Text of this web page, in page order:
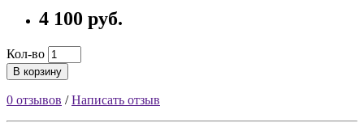
4 100 руб.
Кол-во
В корзину
0 отзывов /Написать отзыв